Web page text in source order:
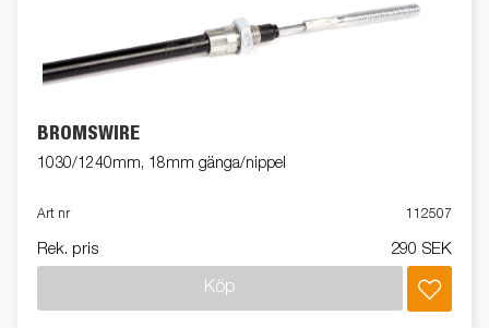
BROMSWIRE
1030/1240mm, 18mm gänga/nippel
Art nr 112507
Rek. pris 290 SEK
Köp